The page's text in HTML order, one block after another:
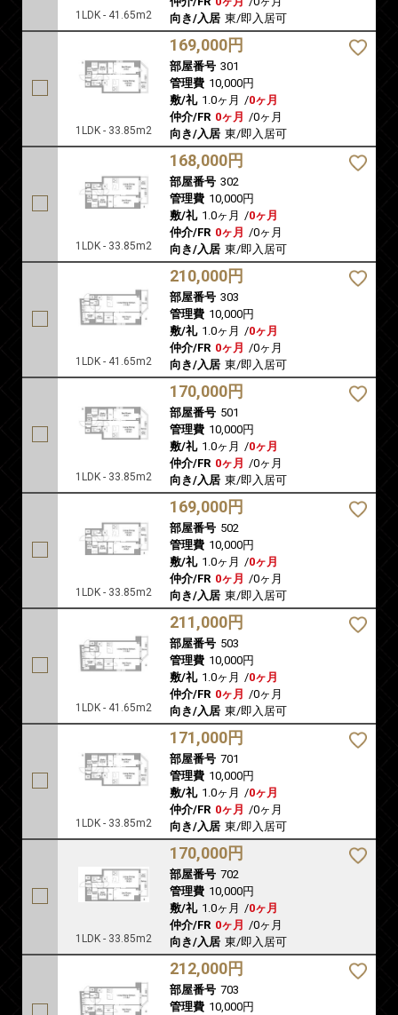
1LDK - 41.65m2
向き/入居 東/即入居可
1LDK - 33.85m2
169,000円
部屋番号 301
管理費 10,000円
敷/礼 1.0ヶ月 /0ヶ月
仲介/FR 0ヶ月 /0ヶ月
向き/入居 東/即入居可
1LDK - 33.85m2
168,000円
部屋番号 302
管理費 10,000円
敷/礼 1.0ヶ月 /0ヶ月
仲介/FR 0ヶ月 /0ヶ月
向き/入居 東/即入居可
1LDK - 41.65m2
210,000円
部屋番号 303
管理費 10,000円
敷/礼 1.0ヶ月 /0ヶ月
仲介/FR 0ヶ月 /0ヶ月
向き/入居 東/即入居可
1LDK - 33.85m2
170,000円
部屋番号 501
管理費 10,000円
敷/礼 1.0ヶ月 /0ヶ月
仲介/FR 0ヶ月 /0ヶ月
向き/入居 東/即入居可
1LDK - 33.85m2
169,000円
部屋番号 502
管理費 10,000円
敷/礼 1.0ヶ月 /0ヶ月
仲介/FR 0ヶ月 /0ヶ月
向き/入居 東/即入居可
1LDK - 41.65m2
211,000円
部屋番号 503
管理費 10,000円
敷/礼 1.0ヶ月 /0ヶ月
仲介/FR 0ヶ月 /0ヶ月
向き/入居 東/即入居可
1LDK - 33.85m2
171,000円
部屋番号 701
管理費 10,000円
敷/礼 1.0ヶ月 /0ヶ月
仲介/FR 0ヶ月 /0ヶ月
向き/入居 東/即入居可
1LDK - 33.85m2
170,000円
部屋番号 702
管理費 10,000円
敷/礼 1.0ヶ月 /0ヶ月
仲介/FR 0ヶ月 /0ヶ月
向き/入居 東/即入居可
212,000円
部屋番号 703
管理費 10,000円